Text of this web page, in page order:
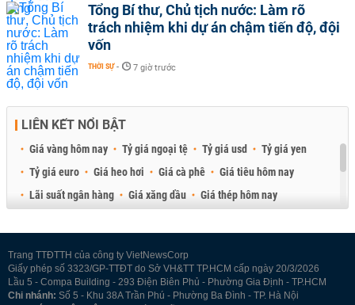
Tổng Bí thư, Chủ tịch nước: Làm rõ
trách nhiệm khi dự án chậm tiến độ, đội
vốn
THỜI SỰ - 7 giờ trước
LIÊN KẾT NỔI BẬT
Giá vàng hôm nay Tỷ giá ngoại tệ Tỷ giá usd
Tỷ giá yen
Tỷ giá euro
Giá heo hơi Giá cà phê
Giá tiêu hôm nay
Lãi suất ngân hàng
Giá xăng dầu
Giá thép hôm nay
Trang TTĐTTH của công ty VietNewsCorp
Giấy phép số 3323/GP-TTĐT do Sở VH&TT TP.HCM cấp ngày 20/3/2026
Lầu 5 - Compa Building - 293 Điện Biên Phủ - Phường Gia Định - TP.HCM
Chi nhánh: Số 5 - Khu 38A Trần Phú - Phường Ba Đình - TP. Hà Nội